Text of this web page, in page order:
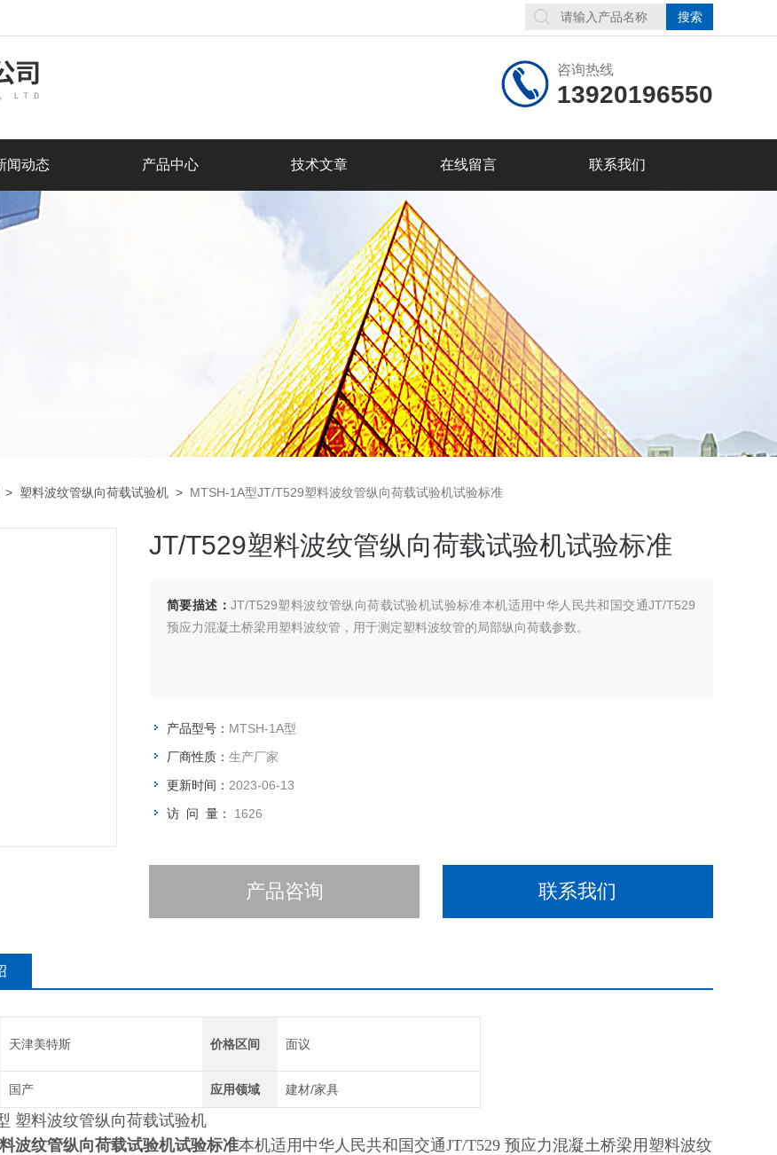
咨询热线
13920196550
闻动态 产品中心 技术文章 在线留言 联系我们
> 塑料波纹管纵向荷载试验机 > MTSH-1A型JT/T529塑料波纹管纵向荷载试验机试验标准
JT/T529塑料波纹管纵向荷载试验机试验标准
简要描述： JT/T529塑料波纹管纵向荷载试验机试验标准本机适用中华人民共和国交通JT/T529
预应力混凝土桥梁用塑料波纹管，用于测定塑料波纹管的局部纵向荷载参数。
产品型号： MTSH-1A型
厂商性质： 生产厂家
更新时间： 2023-06-13
访 问 量： 1626
产品咨询 联系我们
天津美特斯 价格区间 面议
国产 应用领域 建材/家具
塑料波纹管纵向荷载试验机
波纹管纵向荷载试验机试验标准本机适用中华人民共和国交通JT/T529 预应力混凝土桥梁用塑料波纹